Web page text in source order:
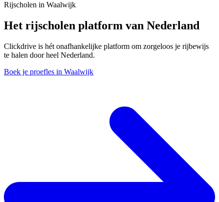
Rijscholen in Waalwijk
Het rijscholen platform van Nederland
Clickdrive is hét onafhankelijke platform om zorgeloos je rijbewijs
te halen door heel Nederland.
Boek je proefles in Waalwijk